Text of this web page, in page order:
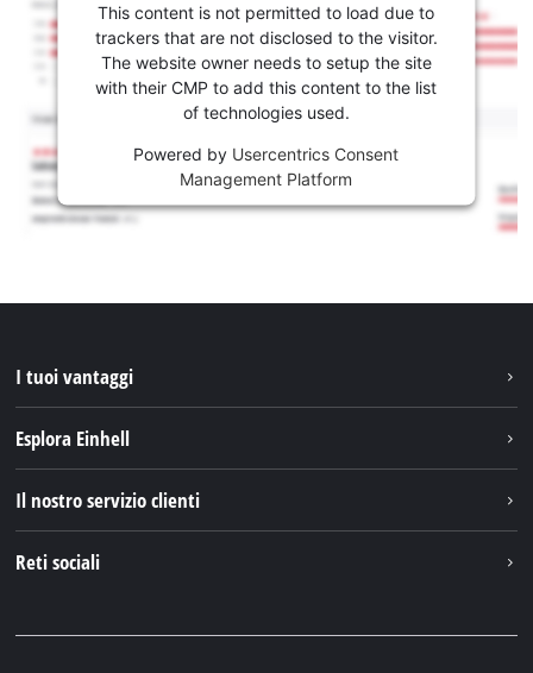
This content is not permitted to load due to
trackers that are not disclosed to the visitor.
The website owner needs to setup the site
with their CMP to add this content to the list
of technologies used.
Powered by Usercentrics Consent
Management Platform
I tuoi vantaggi
Esplora Einhell
Einhell Germany AG
Il nostro servizio clienti
Reti sociali